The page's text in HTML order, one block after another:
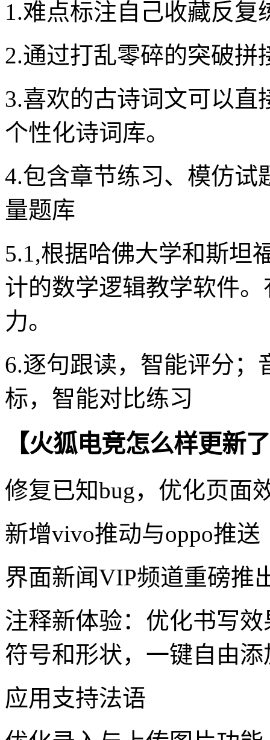
1.难点标注自己收藏反复
2.通过打乱零碎的突破拼
3.喜欢的古诗词文可以
个性化诗词库。
4.包含章节练习、模仿试
量题库
5.1,根据哈佛大学和斯坦
计的数学逻辑教学软件
力。
6.逐句跟读，智能评分；
标，智能对比练习
【火狐电竞怎么样更新
修复已知bug，优化页面
新增vivo推动与oppo推送
界面新闻VIP频道重磅推
注释新体验：优化书写
符号和形状，一键自由添
应用支持法语